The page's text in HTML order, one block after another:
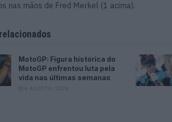
nas mãos de Fred Merkel (1 acima).
MotoGP: Figura histórica do
MotoGP enfrentou luta pela
vida nas últimas semanas
6 AGOSTO, 2026